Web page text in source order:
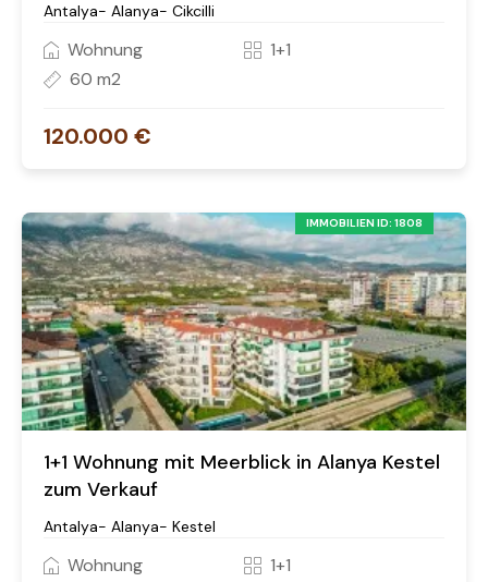
Antalya- Alanya- Cikcilli
Wohnung
1+1
60 m2
120.000 €
IMMOBILIEN ID: 1808
1+1 Wohnung mit Meerblick in Alanya Kestel
zum Verkauf
Antalya- Alanya- Kestel
Wohnung
1+1